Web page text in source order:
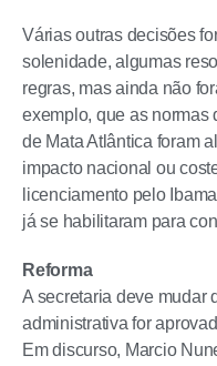
Várias outras decisões
solenidade, algumas
regras, mas ainda não
exemplo, que as normas
de Mata Atlântica foram
impacto nacional ou
licenciamento pelo
já se habilitaram para
Reforma
A secretaria deve mudar
administrativa for
Em discurso, Marcio